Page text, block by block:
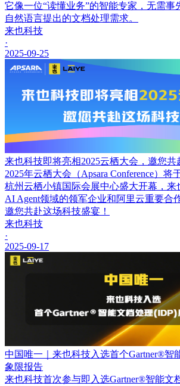
它像一位“读懂业务”的智能专家，无需事
自然语言提出的文档处理需求。
来也科技
·
2025-09-25
来也科技即将亮相2025云栖大会，邀您共
2025年云栖大会（Apsara Conference）将
杭州云栖小镇国际会展中心盛大开幕，来
AI Agent领域的领军企业和阿里云重要合
邀您共赴这场科技盛宴！
来也科技
·
2025-09-17
中国唯一｜来也科技入选首个Gartner®智
象限报告
来也科技首次参与即入选Gartner®智能文